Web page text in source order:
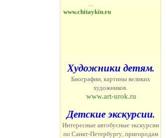
Художники детям.
Биографии, картины великих
художников.
www.art-urok.ru
Детские экскурсии.
Интересные автобусные экскурсии
по Санкт-Петербургу,пригородам